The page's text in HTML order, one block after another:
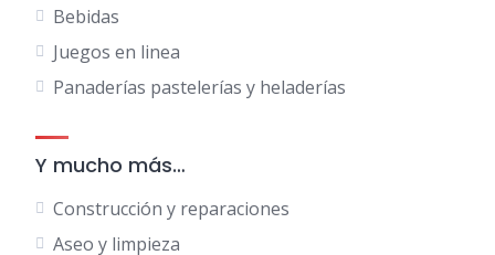
Bebidas
Juegos en linea
Panaderías pastelerías y heladerías
Y mucho más…
Construcción y reparaciones
Aseo y limpieza